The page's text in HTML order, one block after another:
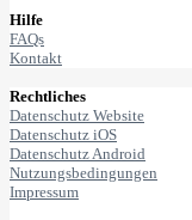
Hilfe
FAQs
Kontakt
Rechtliches
Datenschutz Website
Datenschutz iOS
Datenschutz Android
Nutzungsbedingungen
Impressum